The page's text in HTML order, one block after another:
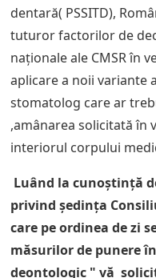
dentară( PSSITD),
tuturor factorilor de
naționale ale CMSR în
aplicare a noii variante
stomatolog care ar
,amânarea solicitată în
interiorul corpului
Luând la cunoștință
privind ședința
care pe ordinea de zi
măsurilor de punere
deontologic " vă